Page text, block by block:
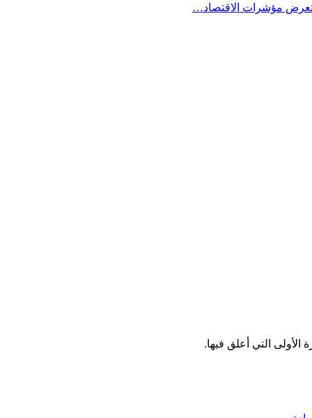
مؤشرات الاقتصاد…
الأولى التي أعلق فيها.